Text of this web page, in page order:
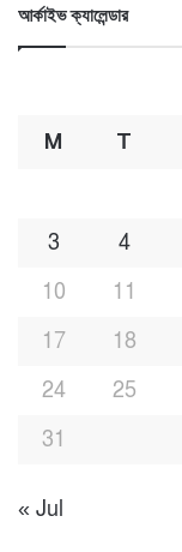
আর্কাইভ ক্যালেন্ডার
M T
3
4
10
11
17
18
24
25
31
« Jul